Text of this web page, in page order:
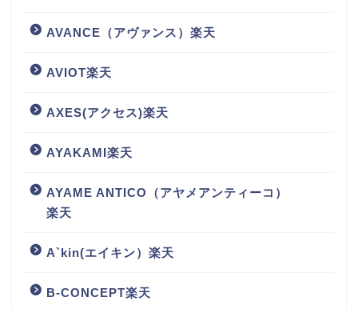
AVANCE（アヴァンス）楽天
AVIOT楽天
AXES(アクセス)楽天
AYAKAMI楽天
AYAME ANTICO（アヤメアンティーコ）
楽天
A`kin(エイキン）楽天
B-CONCEPT楽天